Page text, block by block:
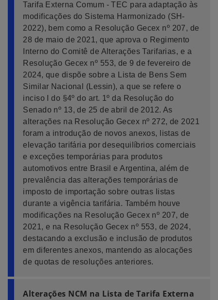
Tarifa Externa Comum - TEC para adaptação às
modificações do Sistema Harmonizado (SH-
2022), bem como a Resolução Gecex nº 207, de
28 de maio de 2021, que aprova o Regimento
Interno do Comitê de Alterações Tarifarias, e a
Resolução Gecex nº 553, de 9 de fevereiro de
2024, que dispõe sobre a Lista de Bens Sem
Similar Nacional (Lessin), a que se refere o
inciso I do §4º do art. 1º da Resolução do
Senado nº 13, de 25 de abril de 2012. As
alterações na Resolução Gecex nº 272, de 2021
foram a introdução de novos anexos, listas de
elevação tarifária por desequilíbrios comerciais
e exceções temporárias para produtos
automotivos entre Brasil e Argentina, além de
prevalência das alterações temporárias de
imposto de importação sobre outras listas
durante a vigência tarifária. Também houve
modificações na Resolução Gecex nº 207, de
2021, e na Resolução Gecex nº 553, de 2024,
destacando a exclusão e inclusão de produtos
em diferentes anexos, mantendo as alocações
de quotas de resoluções anteriores.
Alterações NCM na Lista de Tarifa Externa